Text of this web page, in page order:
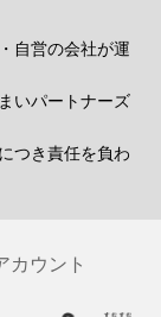
自営の会社が運
いパートナーズ
つき責任を負わ
カウント